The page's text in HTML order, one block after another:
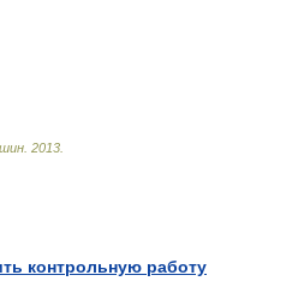
2013
контрольную работу